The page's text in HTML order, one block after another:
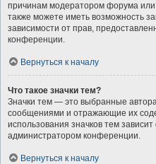
причинам модератором форума
также можете иметь возможность
зависимости от прав,
конференции.
Вернуться к началу
Что такое значки тем?
Значки тем — это выбранные
сообщениями и отражающие их
использования значков тем
администратором конференции.
Вернуться к началу